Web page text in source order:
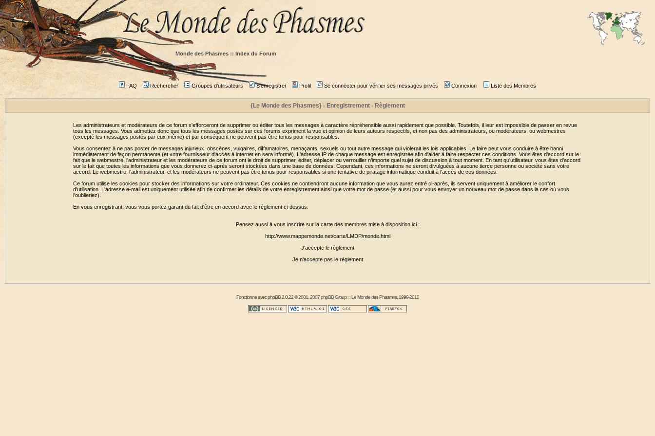
Monde des Phasmes :: Index du Forum
FAQ Rechercher Groupes d'utilisateurs S'enregistrer Profil Se connecter pour vérifier ses messages privés Connexion Liste des Membres
{Le Monde des Phasmes} - Enregistrement - Règlement
Les administrateurs et modérateurs de ce forum s'efforceront de supprimer ou éditer tous les messages à caractère répréhensible aussi rapidement que possible. Toutefois, il leur est impossible de passer en revue
tous les messages. Vous admettez donc que tous les messages postés sur ces forums expriment la vue et opinion de leurs auteurs respectifs, et non pas des administrateurs, ou modérateurs, ou webmestres
(excepté les messages postés par eux-même) et par conséquent ne peuvent pas être tenus pour responsables.
Vous consentez à ne pas poster de messages injurieux, obscènes, vulgaires, diffamatoires, menaçants, sexuels ou tout autre message qui violerait les lois applicables. Le faire peut vous conduire à être banni
immédiatement de façon permanente (et votre fournisseur d'accès à internet en sera informé). L'adresse IP de chaque message est enregistrée afin d'aider à faire respecter ces conditions. Vous êtes d'accord sur le
fait que le webmestre, l'administrateur et les modérateurs de ce forum ont le droit de supprimer, éditer, déplacer ou verrouiller n'importe quel sujet de discussion à tout moment. En tant qu'utilisateur, vous êtes d'accord
sur le fait que toutes les informations que vous donnerez ci-après seront stockées dans une base de données. Cependant, ces informations ne seront divulguées à aucune tierce personne ou société sans votre
accord. Le webmestre, l'administrateur, et les modérateurs ne peuvent pas être tenus pour responsables si une tentative de piratage informatique conduit à l'accès de ces données.
Ce forum utilise les cookies pour stocker des informations sur votre ordinateur. Ces cookies ne contiendront aucune information que vous aurez entré ci-après, ils servent uniquement à améliorer le confort
d'utilisation. L'adresse e-mail est uniquement utilisée afin de confirmer les détails de votre enregistrement ainsi que votre mot de passe (et aussi pour vous envoyer un nouveau mot de passe dans la cas où vous
l'oublieriez).
En vous enregistrant, vous vous portez garant du fait d'être en accord avec le règlement ci-dessus.
Pensez aussi à vous inscrire sur la carte des membres mise à disposition ici :
http://www.mappemonde.net/carte/LMDP/monde.html
J'accepte le règlement
Je n'accepte pas le règlement
Fonctionne avecphpBB2.0.22 © 2001, 2007 phpBB Group : :Le Monde des Phasmes, 1999-2010